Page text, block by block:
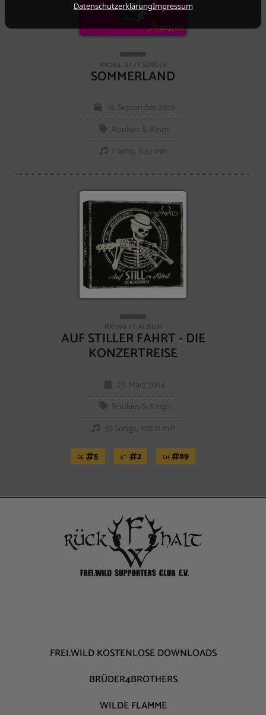
RK264_S1 // SINGLE
SOMMERLAND
18. September 2019
Rookies & Kings
1 Song, 3:33 min.
RK099 // ALBUM
AUF STILLER FAHRT - DIE
KONZERTREISE
28. März 2014
Rookies & Kings
59 Songs, 108:11 min.
DE 5 AT 2 CH 89
FREI.WILD KOSTENLOSE DOWNLOADS
BRÜDER4BROTHERS
WILDE FLAMME
DatenschutzerklärungImpressum